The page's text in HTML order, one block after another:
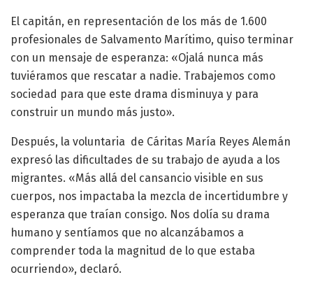
El capitán, en representación de los más de 1.600
profesionales de Salvamento Marítimo, quiso terminar
con un mensaje de esperanza: «Ojalá nunca más
tuviéramos que rescatar a nadie. Trabajemos como
sociedad para que este drama disminuya y para
construir un mundo más justo».
Después, la voluntaria de Cáritas María Reyes Alemán
expresó las dificultades de su trabajo de ayuda a los
migrantes. «Más allá del cansancio visible en sus
cuerpos, nos impactaba la mezcla de incertidumbre y
esperanza que traían consigo. Nos dolía su drama
humano y sentíamos que no alcanzábamos a
comprender toda la magnitud de lo que estaba
ocurriendo», declaró.